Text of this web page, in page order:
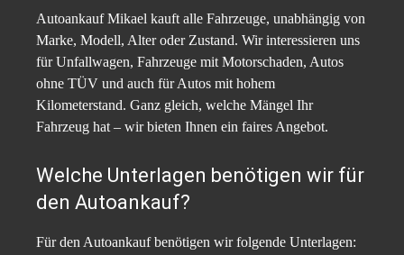
Autoankauf Mikael kauft alle Fahrzeuge, unabhängig von
Marke, Modell, Alter oder Zustand. Wir interessieren uns
für Unfallwagen, Fahrzeuge mit Motorschaden, Autos
ohne TÜV und auch für Autos mit hohem
Kilometerstand. Ganz gleich, welche Mängel Ihr
Fahrzeug hat – wir bieten Ihnen ein faires Angebot.
Welche Unterlagen benötigen wir für
den Autoankauf?
Für den Autoankauf benötigen wir folgende Unterlagen: